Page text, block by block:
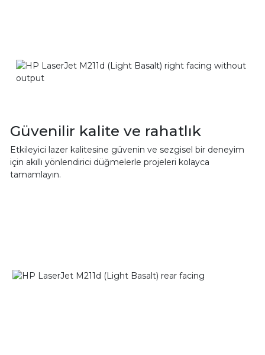
Güvenilir kalite ve rahatlık
Etkileyici lazer kalitesine güvenin ve sezgisel bir deneyim
için akıllı yönlendirici düğmelerle projeleri kolayca
tamamlayın.